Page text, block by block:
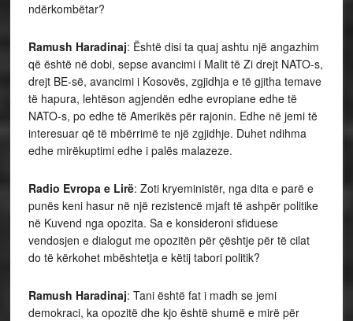
ndërkombëtar?
Ramush Haradinaj: Është disi ta quaj ashtu një angazhim
që është në dobi, sepse avancimi i Malit të Zi drejt NATO-s,
drejt BE-së, avancimi i Kosovës, zgjidhja e të gjitha temave
të hapura, lehtëson agjendën edhe evropiane edhe të
NATO-s, po edhe të Amerikës për rajonin. Edhe në jemi të
interesuar që të mbërrimë te një zgjidhje. Duhet ndihma
edhe mirëkuptimi edhe i palës malazeze.
Radio Evropa e Lirë: Zoti kryeministër, nga dita e parë e
punës keni hasur në një rezistencë mjaft të ashpër politike
në Kuvend nga opozita. Sa e konsideroni sfiduese
vendosjen e dialogut me opozitën për çështje për të cilat
do të kërkohet mbështetja e këtij tabori politik?
Ramush Haradinaj: Tani është fat i madh se jemi
demokraci, ka opozitë dhe kjo është shumë e mirë për